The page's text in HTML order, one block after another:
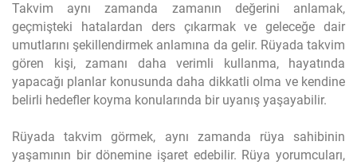
Takvim aynı zamanda zamanın değerini anlamak,
geçmişteki hatalardan ders çıkarmak ve geleceğe dair
umutlarını şekillendirmek anlamına da gelir. Rüyada takvim
gören kişi, zamanı daha verimli kullanma, hayatında
yapacağı planlar konusunda daha dikkatli olma ve kendine
belirli hedefler koyma konularında bir uyanış yaşayabilir.
Rüyada takvim görmek, aynı zamanda rüya sahibinin
yaşamının bir dönemine işaret edebilir. Rüya yorumcuları,